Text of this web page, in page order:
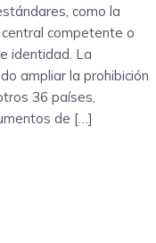
como la
competente o
identidad. La
ampliar la prohibición
36 países,
de […]